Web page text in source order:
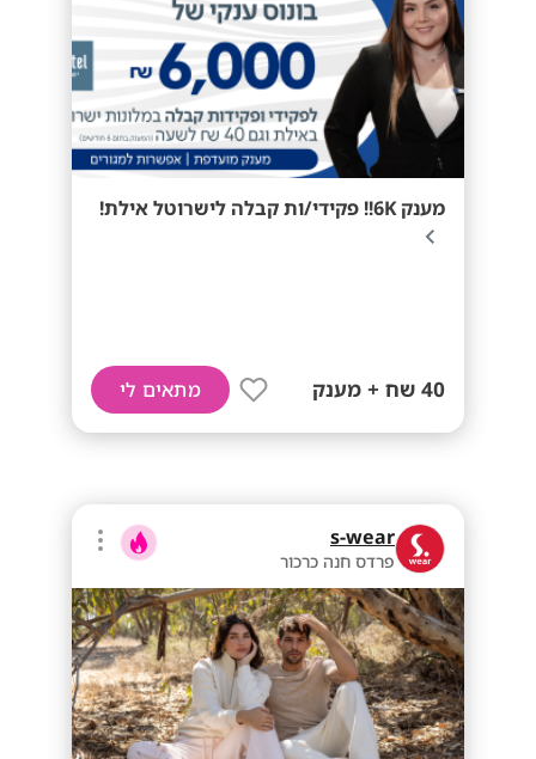
מענק 6K!! פקידי/ות קבלה לישרוטל אילת!
40 שח + מענק מתאים לי
s-wear
פרדס חנה כרכור